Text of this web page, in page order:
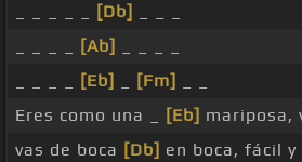
[Db]
[Ab]
[Eb] [Fm]
Eres como una _
[Eb] mariposa,
vas de boca [Db] en boca, fácil